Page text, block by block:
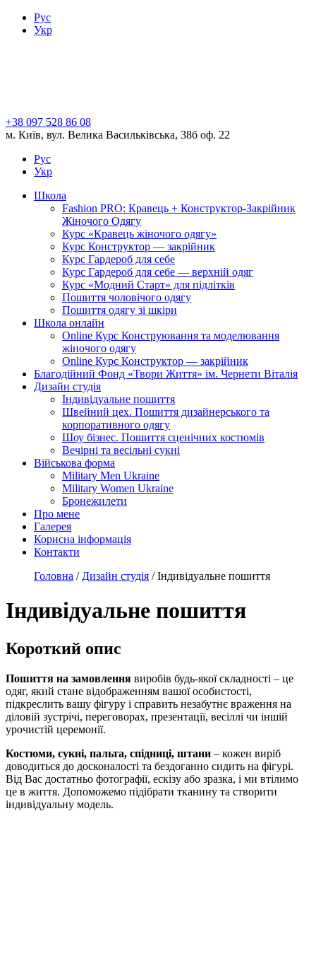
Рус
Укр
+38 097 528 86 08
м. Київ, вул. Велика Васильківська, 38б оф. 22
Рус
Укр
Школа
Fashion PRO: Кравець + Конструктор-Закрійник
Жіночого Одягу
Курс «Кравець жіночого одягу»
Курс Конструктор — закрійник
Курс Гардероб для себе
Курс Гардероб для себе — верхній одяг
Курс «Модний Старт» для підлітків
Пошиття чоловічого одягу
Пошиття одягу зі шкіри
Школа онлайн
Online Курс Конструювання та моделювання
жіночого одягу
Online Курс Конструктор — закрійник
Благодійний Фонд «Твори Життя» ім. Чернети Віталія
Дизайн студія
Індивідуальне пошиття
Швейний цех. Пошиття дизайнерського та
корпоративного одягу
Шоу бізнес. Пошиття сценічних костюмів
Вечірні та весільні сукні
Військова форма
Military Men Ukraine
Military Women Ukraine
Бронежилети
Про мене
Галерея
Корисна інформація
Контакти
Головна / Дизайн студія /Індивідуальне пошиття
Індивідуальне пошиття
Короткий опис
Пошиття на замовлення виробів будь-якої складності – це
одяг, який стане відображенням вашої особистості,
підкреслить вашу фігуру і справить незабутнє враження на
діловій зустрічі, переговорах, презентації, весіллі чи іншій
урочистій церемонії.
Костюми, сукні, пальта, спідниці, штани – кожен виріб
доводиться до досконалості та бездоганно сидить на фігурі.
Від Вас достатньо фотографії, ескізу або зразка, і ми втілимо
це в життя. Допоможемо підібрати тканину та створити
індивідуальну модель.